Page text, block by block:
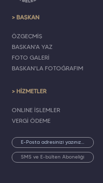
> BAŞKAN
ÖZGEÇMİŞ
BAŞKAN'A YAZ
FOTO GALERİ
BAŞKAN'LA FOTOĞRAFIM
> HİZMETLER
ONLINE İŞLEMLER
VERGİ ÖDEME
SMS ve E-bülten Aboneliği